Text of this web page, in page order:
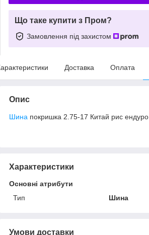
Що таке купити з Пром?
Замовлення під захистом
Доставка Оплата
Опис
Шина покришка 2.75-17 Китай рис ендуро
Характеристики
Основні атрибути
Тип
Шина
Умови доставки